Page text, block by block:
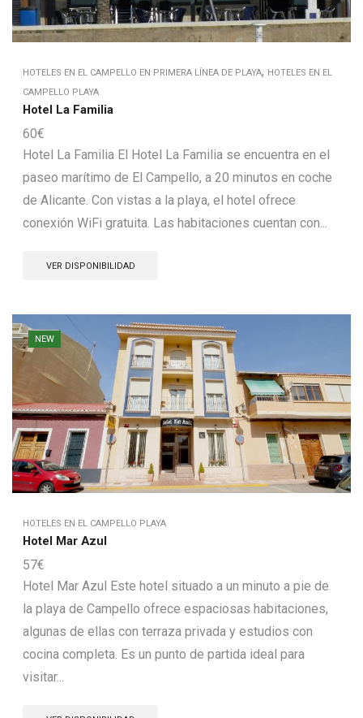
HOTELES EN EL CAMPELLO EN PRIMERA LÍNEA DE PLAYA, HOTELES EN EL
CAMPELLO PLAYA
Hotel La Familia
60€
Hotel La Familia El Hotel La Familia se encuentra en el
paseo marítimo de El Campello, a 20 minutos en coche
de Alicante. Con vistas a la playa, el hotel ofrece
conexión WiFi gratuita. Las habitaciones cuentan con...
VER DISPONIBILIDAD
NEW
HOTELES EN EL CAMPELLO PLAYA
Hotel Mar Azul
57€
Hotel Mar Azul Este hotel situado a un minuto a pie de
la playa de Campello ofrece espaciosas habitaciones,
algunas de ellas con terraza privada y estudios con
cocina completa. Es un punto de partida ideal para
visitar...